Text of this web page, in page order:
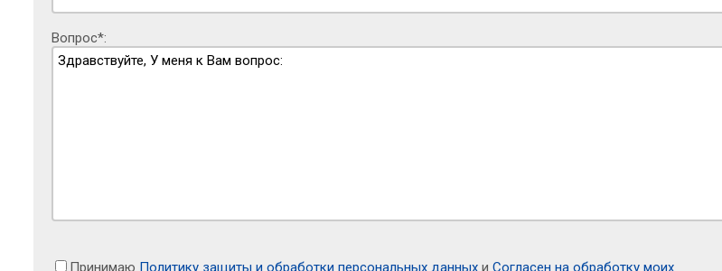
Вопрос*:
Принимаю Политику защиты и обработки персональных данных и Согласен на обработку моих